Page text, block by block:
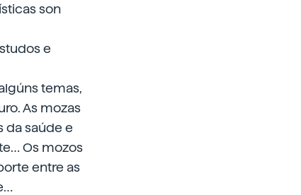
son
e
temas,
As mozas
da saúde e
Os mozos
entre as